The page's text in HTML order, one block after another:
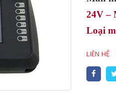
24V –
Loại
LIÊN HỆ